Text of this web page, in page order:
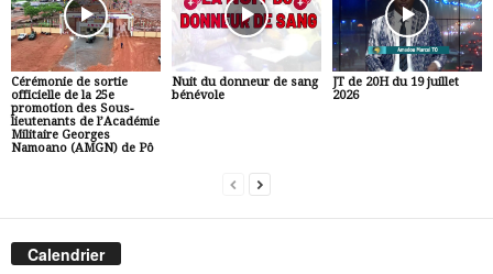
Cérémonie de sortie
officielle de la 25e
promotion des Sous-
lieutenants de l’Académie
Militaire Georges
Namoano (AMGN) de Pô
Nuit du donneur de sang
bénévole
JT de 20H du 19 juillet
2026
Calendrier